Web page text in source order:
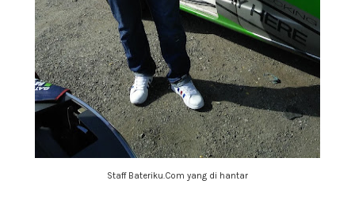
Staff Bateriku.Com yang di hantar